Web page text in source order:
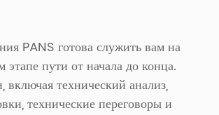
PANS готова служить вам на
этапе пути от начала до конца.
включая технический анализ,
технические переговоры и